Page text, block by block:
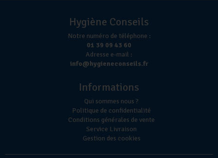
Hygiène Conseils
Notre numéro de téléphone :
01 39 09 43 60
Adresse e-mail :
info@hygieneconseils.fr
Informations
Qui sommes nous ?
Politique de confidentialité
Conditions générales de vente
Service Livraison
Gestion des cookies